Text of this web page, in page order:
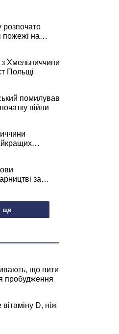
розпочато
пожежі на
Хмельниччини
Польщі
помилував
війни
за
доріг
ще
що пити
пробудження
D, ніж